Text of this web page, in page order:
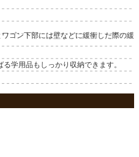
ゴン下部には壁などに緩衝した際の緩
学用品もしっかり収納できます。